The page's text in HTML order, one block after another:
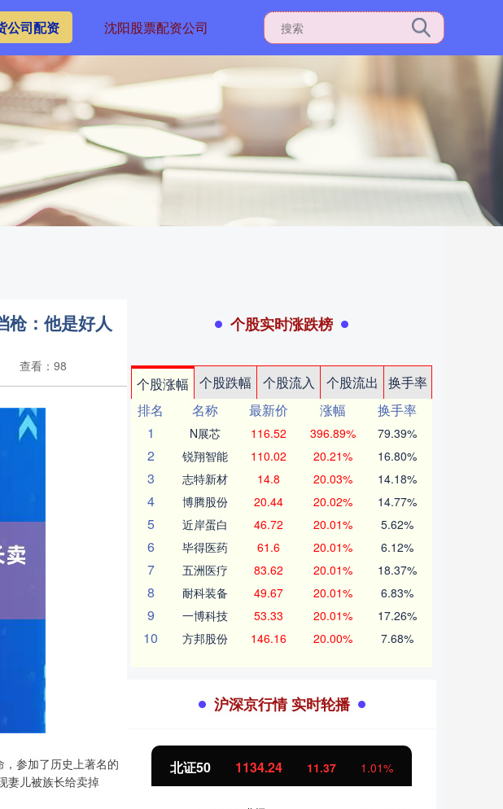
公司配资 沈阳股票配资公司
枪：他是好人
查看：98
参加了历史上著名的
妻儿被族长给卖掉
个股实时涨跌榜
个股涨幅 个股跌幅 个股流入 个股流出
换手率
排名
名称 最新价 涨幅
换手率
1
N展芯 116.52 396.89% 79.39%
2 锐翔智能 110.02 20.21% 16.80%
3 志特新材 14.8 20.03% 14.18%
4 博腾股份 20.44 20.02% 14.77%
5 近岸蛋白 46.72 20.01% 5.62%
6 毕得医药 61.6 20.01% 6.12%
7 五洲医疗 83.62 20.01% 18.37%
8 耐科装备 49.67 20.01% 6.83%
9 一博科技 53.33 20.01% 17.26%
10 方邦股份 146.16 20.00% 7.68%
沪深京行情 实时轮播
43.13 0.93% 北证50 1134.24 11.37 1.01%